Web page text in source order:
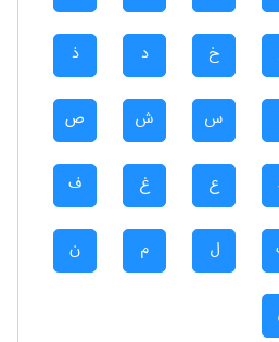
خ د ذ
س ش ص
ع غ ف
ل م ن